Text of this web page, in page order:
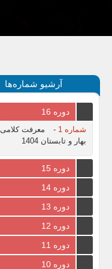
آرشیو شماره‌ها
دوره 16
شماره 1 -
بهار و تابستان 1404
دوره 15
دوره 14
دوره 13
دوره 12
دوره 11
دوره 10